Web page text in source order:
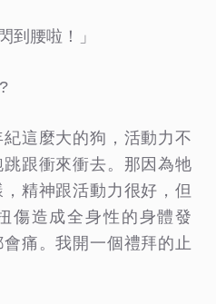
到腰啦！」
這麼大的狗，活動力不
跟衝來衝去。那因為牠
精神跟活動力很好，但
傷造成全身性的身體發
痛。我開一個禮拜的止